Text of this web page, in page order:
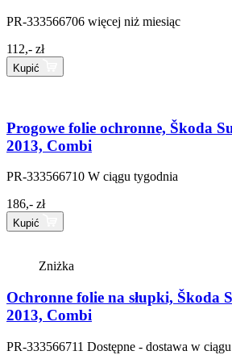
PR-333566706 więcej niż miesiąc
112,- zł
Kupić
Progowe folie ochronne, Škoda
2013, Combi
PR-333566710 W ciągu tygodnia
186,- zł
Kupić
Zniżka
Ochronne folie na słupki, Škoda
2013, Combi
PR-333566711 Dostępne - dostawa w